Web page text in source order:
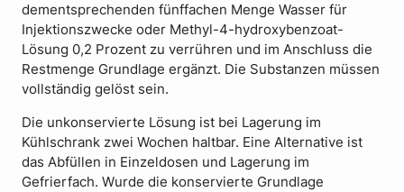
dementsprechenden fünffachen Menge Wasser für
Injektionszwecke oder Methyl-4-hydroxybenzoat-
Lösung 0,2 Prozent zu verrühren und im Anschluss die
Restmenge Grundlage ergänzt. Die Substanzen müssen
vollständig gelöst sein.
Die unkonservierte Lösung ist bei Lagerung im
Kühlschrank zwei Wochen haltbar. Eine Alternative ist
das Abfüllen in Einzeldosen und Lagerung im
Gefrierfach. Wurde die konservierte Grundlage